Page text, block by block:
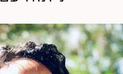
סלבס
ערוצים